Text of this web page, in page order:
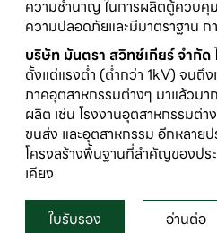
ความชำนาญ ในการผลิตตู้ควบ
ความปลอดภัยและมีมาตราฐาน ก
บริษัท มันตรา สวิทช์เกียร์ จำกัด
ตั้งแต่แรงต่ำ (ต่ำกว่า 1kV) จนถึ
ภาคอุตสาหกรรมต่างๆ มาแล้วม
ผลิต เช่น โรงงานอุตสาหกรรมต่
ขนส่ง และอุตสาหกรรม อีกหลายป
โครงสร้างพื้นฐานที่สำคัญของประ
เคียง
ใบรับรอง อ่านต่อ